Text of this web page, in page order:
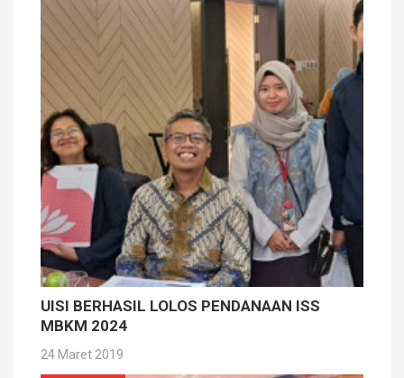
UISI BERHASIL LOLOS PENDANAAN ISS
MBKM 2024
24 Maret 2019